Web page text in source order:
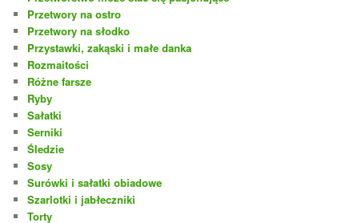
Przetwory na ostro
Przetwory na słodko
Przystawki, zakąski i małe danka
Rozmaitości
Różne farsze
Ryby
Sałatki
Serniki
Śledzie
Sosy
Surówki i sałatki obiadowe
Szarlotki i jabłeczniki
Torty